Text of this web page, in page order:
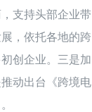
支持头部企业带
，依托各地的跨
创企业。三是加
动出台《跨境电